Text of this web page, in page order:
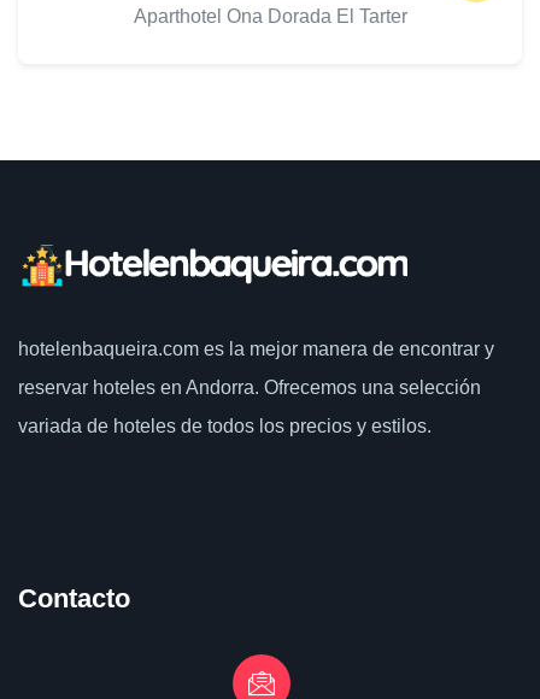
Aparthotel Ona Dorada El Tarter
hotelenbaqueira.com es la mejor manera de encontrar y
reservar hoteles en Andorra. Ofrecemos una selección
variada de hoteles de todos los precios y estilos.
Contacto